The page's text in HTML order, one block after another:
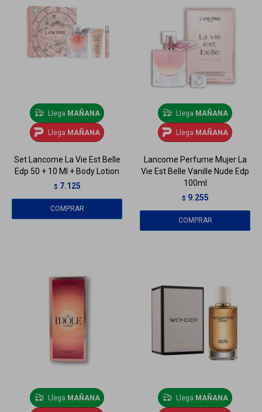
Llega MAÑANA
Llega MAÑANA
Set Lancome La Vie Est Belle
Edp 50 + 10 Ml + Body Lotion
$ 7.125
Llega MAÑANA
Llega MAÑANA
Lancome Perfume Mujer La
Vie Est Belle Vanille Nude Edp
100ml
$ 9.255
Llega MAÑANA Llega MAÑANA